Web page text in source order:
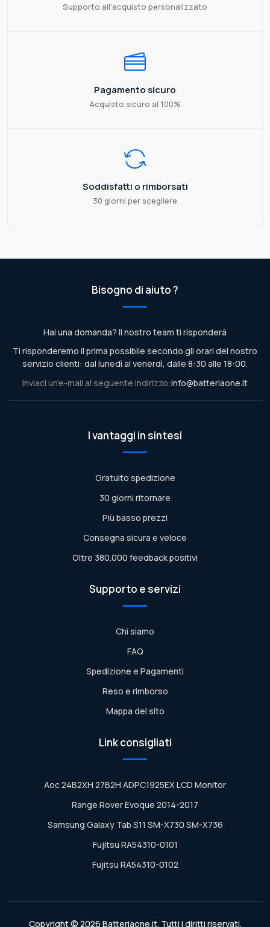
Supporto all'acquisto personalizzato
Pagamento sicuro
Acquisto sicuro al 100%
Soddisfatti o rimborsati
30 giorni per scegliere
Bisogno di aiuto ?
Hai una domanda? Il nostro team ti risponderà
Ti risponderemo il prima possibile secondo gli orari del nostro
servizio clienti: dal lunedì al venerdì, dalle 8:30 alle 18:00.
Inviaci un'e-mail al seguente indirizzo:info@batteriaone.it
I vantaggi in sintesi
Gratuito spedizione
30 giorni ritornare
Più basso prezzi
Consegna sicura e veloce
Oltre 380.000 feedback positivi
Supporto e servizi
Chi siamo
FAQ
Spedizione e Pagamenti
Reso e rimborso
Mappa del sito
Link consigliati
Aoc 24B2XH 27B2H ADPC1925EX LCD Monitor
Range Rover Evoque 2014-2017
Samsung Galaxy Tab S11 SM-X730 SM-X736
Fujitsu RA54310-0101
Fujitsu RA54310-0102
Copyright © 2026 Batteriaone.it. Tutti i diritti riservati.